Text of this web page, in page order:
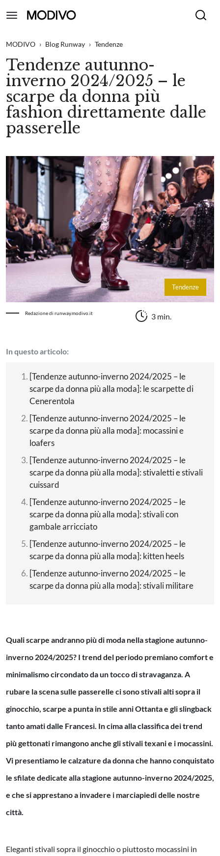
MODIVO › Blog Runway › Tendenze
Tendenze autunno-
inverno 2024/2025 – le
scarpe da donna più
fashion direttamente dalle
passerelle
Tendenze
Redazione di runway.modivo.it 3 min.
In questo articolo:
[Tendenze autunno-inverno 2024/2025 – le
scarpe da donna più alla moda]: le scarpette di
Cenerentola
[Tendenze autunno-inverno 2024/2025 – le
scarpe da donna più alla moda]: mocassini e
loafers
[Tendenze autunno-inverno 2024/2025 – le
scarpe da donna più alla moda]: stivaletti e stivali
cuissard
[Tendenze autunno-inverno 2024/2025 – le
scarpe da donna più alla moda]: stivali con
gambale arricciato
[Tendenze autunno-inverno 2024/2025 – le
scarpe da donna più alla moda]: kitten heels
[Tendenze autunno-inverno 2024/2025 – le
scarpe da donna più alla moda]: stivali militare
Quali scarpe andranno più di moda nella stagione autunno-
inverno 2024/2025? I trend del periodo premiano comfort e
minimalismo circondato da un tocco di stravaganza. A
rubare la scena sulle passerelle ci sono stivali alti sopra il
ginocchio, scarpe a punta in stile anni Ottanta e gli slingback
tanto amati dalle Francesi. In cima alla classifica dei trend
più gettonati rimangono anche gli stivali texani e i mocassini.
Vi presentiamo le calzature da donna che hanno conquistato
le sfilate dedicate alla stagione autunno-inverno 2024/2025,
e che si apprestano a invadere i marciapiedi delle nostre
città.
Eleganti stivali sopra il ginocchio o piuttosto mocassini in